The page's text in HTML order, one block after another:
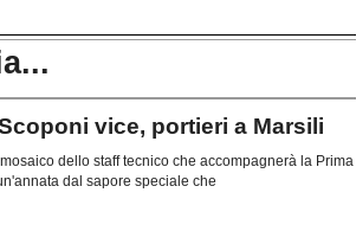
vice, portieri a Marsili
dello staff tecnico che accompagnerà la Prima
dal sapore speciale che